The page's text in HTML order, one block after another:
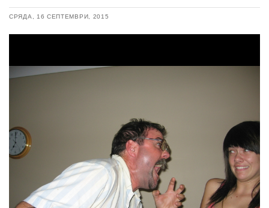
СРЯДА, 16 СЕПТЕМВРИ, 2015